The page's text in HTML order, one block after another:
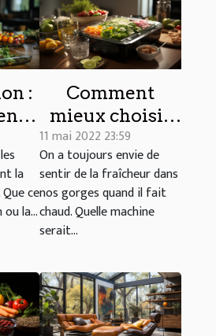
:
12
la
ce
la...
Comment
mieux choisir
une machine à
glaçons ?
11 mai 2022 23:59
On a toujours envie de
sentir de la fraîcheur dans
nos gorges quand il fait
chaud. Quelle machine
serait...